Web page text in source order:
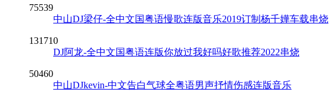
75539
中山DJ梁仔-全中文国粤语慢歌连版音乐2019订制杨千嬅车载串烧
131710
DJ阿龙-全中文国粤语连版你放过我好吗好歌推荐2022串烧
50460
中山DJkevin-中文告白气球全粤语男声抒情伤感连版音乐